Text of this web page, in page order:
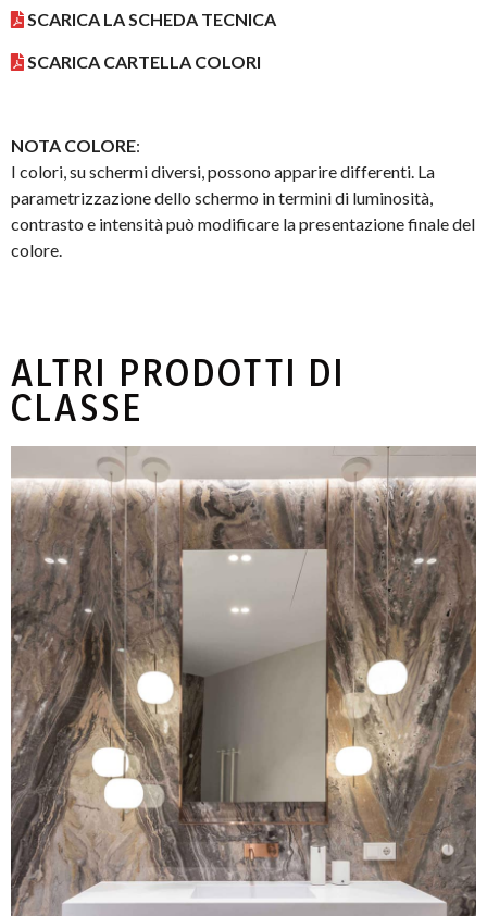
SCARICA LA SCHEDA TECNICA
SCARICA CARTELLA COLORI
NOTA COLORE:
I colori, su schermi diversi, possono apparire differenti. La
parametrizzazione dello schermo in termini di luminosità,
contrasto e intensità può modificare la presentazione finale del
colore.
ALTRI PRODOTTI DI
CLASSE